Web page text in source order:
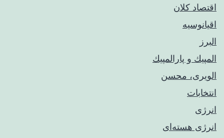
اقتصاد کلان
اقیانوسیه
البرز
المپيك و پارالمپيك
الویری، محسن
انتخابات
انرژی
انرژی هسته‌ای